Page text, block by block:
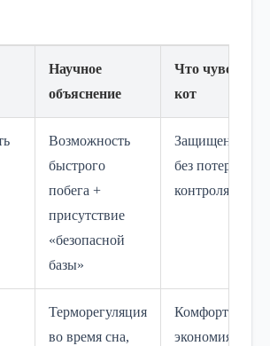
Научное
объяснение
Что чувствует
кот
Возможность
быстрого
побега +
присутствие
«безопасной
базы»
Защищенность
без потери
контроля
Терморегуляция
во время сна,
Комфорт и
экономия